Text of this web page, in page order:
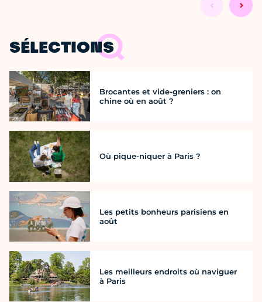
SÉLECTIONS
Brocantes et vide-greniers : on
chine où en août ?
Où pique-niquer à Paris ?
Les petits bonheurs parisiens en
août
Les meilleurs endroits où naviguer
à Paris